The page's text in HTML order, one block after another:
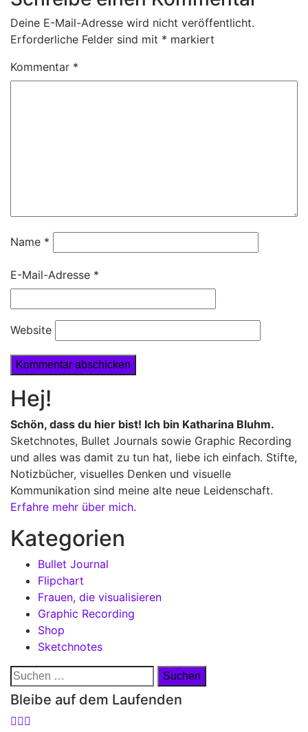
Deine E-Mail-Adresse wird nicht veröffentlicht.
Erforderliche Felder sind mit * markiert
Kommentar *
Name *
E-Mail-Adresse *
Website
Hej!
Schön, dass du hier bist! Ich bin Katharina Bluhm.
Sketchnotes, Bullet Journals sowie Graphic Recording
und alles was damit zu tun hat, liebe ich einfach. Stifte,
Notizbücher, visuelles Denken und visuelle
Kommunikation sind meine alte neue Leidenschaft.
Erfahre mehr über mich.
Kategorien
Bullet Journal
Flipchart
Frauen, die visualisieren
Graphic Recording
Shop
Sketchnotes
Suchen
nach:
Bleibe auf dem Laufenden